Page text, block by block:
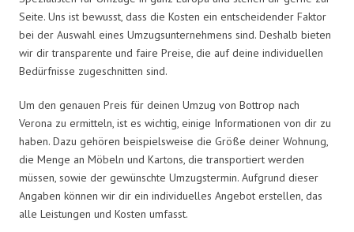
Seite. Uns ist bewusst, dass die Kosten ein entscheidender Faktor
bei der Auswahl eines Umzugsunternehmens sind. Deshalb bieten
wir dir transparente und faire Preise, die auf deine individuellen
Bedürfnisse zugeschnitten sind.
Um den genauen Preis für deinen Umzug von Bottrop nach
Verona zu ermitteln, ist es wichtig, einige Informationen von dir zu
haben. Dazu gehören beispielsweise die Größe deiner Wohnung,
die Menge an Möbeln und Kartons, die transportiert werden
müssen, sowie der gewünschte Umzugstermin. Aufgrund dieser
Angaben können wir dir ein individuelles Angebot erstellen, das
alle Leistungen und Kosten umfasst.